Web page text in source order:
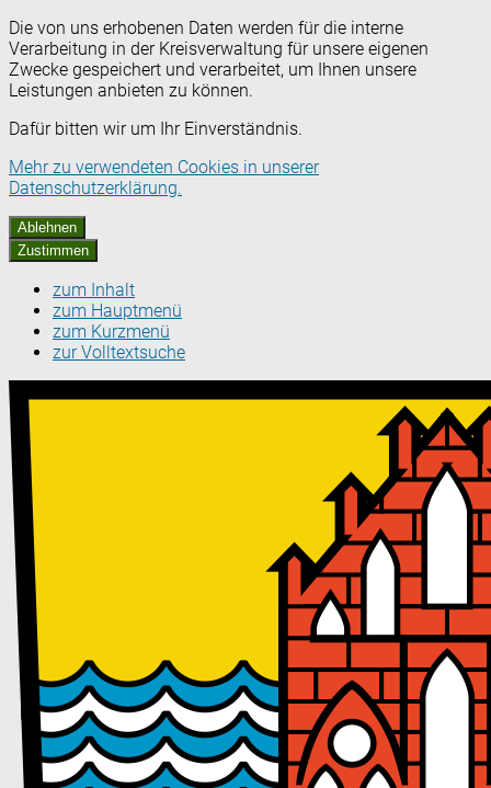
Die von uns erhobenen Daten werden für die interne
Verarbeitung in der Kreisverwaltung für unsere eigenen
Zwecke gespeichert und verarbeitet, um Ihnen unsere
Leistungen anbieten zu können.
Dafür bitten wir um Ihr Einverständnis.
Mehr zu verwendeten Cookies in unserer
Datenschutzerklärung.
Ablehnen
Zustimmen
zum Inhalt
zum Hauptmenü
zum Kurzmenü
zur Volltextsuche